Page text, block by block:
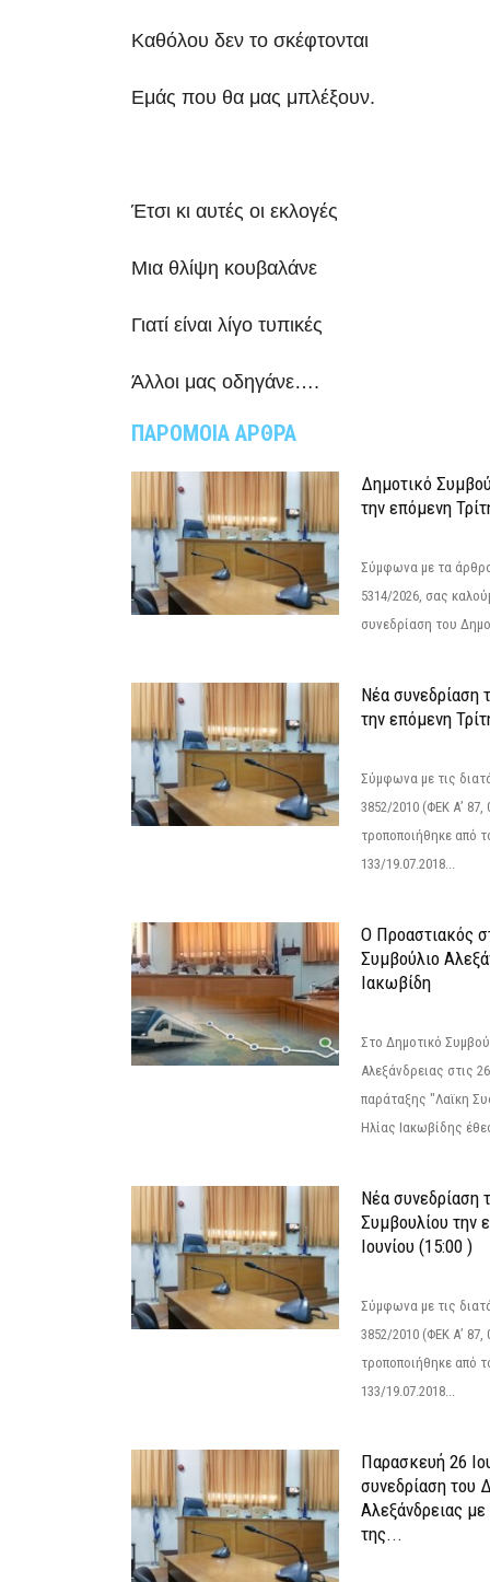
Καθόλου δεν το σκέφτονται
Εμάς που θα μας μπλέξουν.
Έτσι κι αυτές οι εκλογές
Μια θλίψη κουβαλάνε
Γιατί είναι λίγο τυπικές
Άλλοι μας οδηγάνε….
ΠΑΡΟΜΟΙΑ ΑΡΘΡΑ
Δημοτικό
την επόμενη
Σύμφωνα με τα
5314/2026, σας
συνεδρίαση του
Νέα συνεδρίαση
την επόμενη
Σύμφωνα με τις
3852/2010 (ΦΕΚ Α’ 87,
τροποποιήθηκε από
133/19.07.2018...
Ο Προαστιακός
Συμβούλιο
Ιακωβίδη
Στο Δημοτικό
Αλεξάνδρειας στις
παράταξης "Λαϊκη
Ηλίας Ιακωβίδης
Νέα συνεδρίαση
Συμβουλίου την
Ιουνίου (15:00 )
Σύμφωνα με τις
3852/2010 (ΦΕΚ Α’ 87,
τροποποιήθηκε από
133/19.07.2018...
Παρασκευή 26
συνεδρίαση του
Αλεξάνδρειας
της...